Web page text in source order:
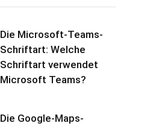
Die Microsoft-Teams-
Schriftart: Welche
Schriftart verwendet
Microsoft Teams?
Die Google-Maps-